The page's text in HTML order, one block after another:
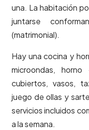
una. La habitación
juntarse
(matrimonial).
Hay una cocina y
microondas,
cubiertos, vasos,
juego de ollas y
servicios incluidos
a la semana.